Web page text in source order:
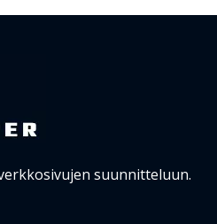
suunnitteluun.